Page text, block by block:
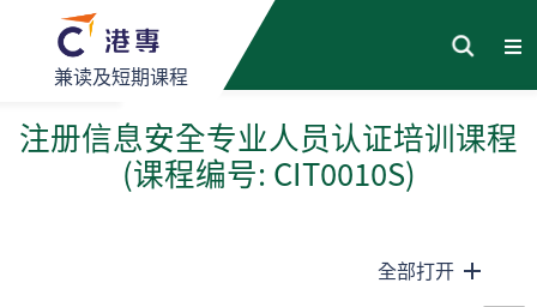
兼读及短期课程
注册信息安全专业人员认证培训课程
(课程编号: CIT0010S)
全部打开